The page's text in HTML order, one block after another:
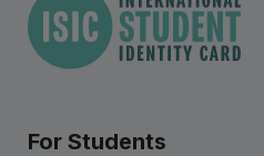
For Students